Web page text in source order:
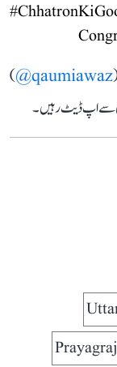
qaumiawaz@
)
سے اپ ڈیٹ رہیں۔
Prayagraj